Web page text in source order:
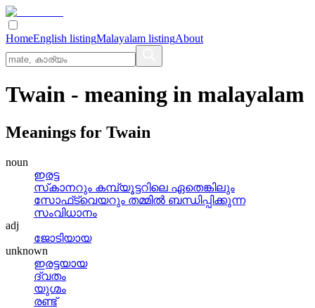
HomeEnglish listingMalayalam listingAbout
Twain - meaning in malayalam
Meanings for Twain
noun
ഇരട്ട
സ്‌കാനറും കമ്പ്യൂട്ടറിലെ ഏതെങ്കിലും
സോഫ്‌ട്‌വെയറും തമ്മില്‍ ബന്ധിപ്പിക്കുന്ന
സംവിധാനം
adj
ജോടിയായ
unknown
ഇരട്ടയായ
ദ്വതം
യുഗ്മം
രണ്ട്